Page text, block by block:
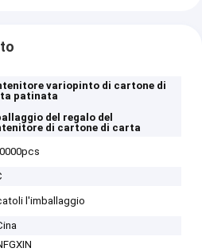
variopinto di cartone di
patinata
del regalo del
di cartone di carta
l'imballaggio